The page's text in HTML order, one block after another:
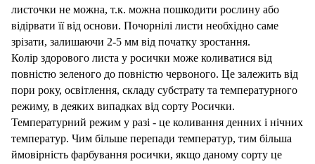
листочки не можна, т.к. можна пошкодити рослину або
відірвати її від основи. Почорнілі листи необхідно саме
зрізати, залишаючи 2-5 мм від початку зростання.
Колір здорового листа у росички може коливатися від
повністю зеленого до повністю червоного. Це залежить від
пори року, освітлення, складу субстрату та температурного
режиму, в деяких випадках від сорту Росички.
Температурний режим у разі - це коливання денних і нічних
температур. Чим більше перепади температур, тим більша
ймовірність фарбування росички, якщо даному сорту це